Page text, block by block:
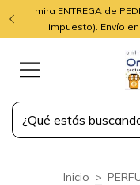
mira ENTREGA de
impuesto). Envío
Inicio >